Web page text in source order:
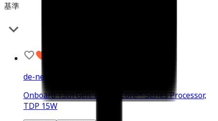
基準
de-next-RAP8
Onboard 13th Gen. Intel® Core™ Series Processor,
TDP 15W